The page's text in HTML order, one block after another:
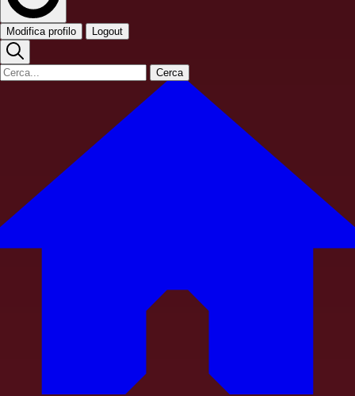
Modifica profilo Logout
Cerca